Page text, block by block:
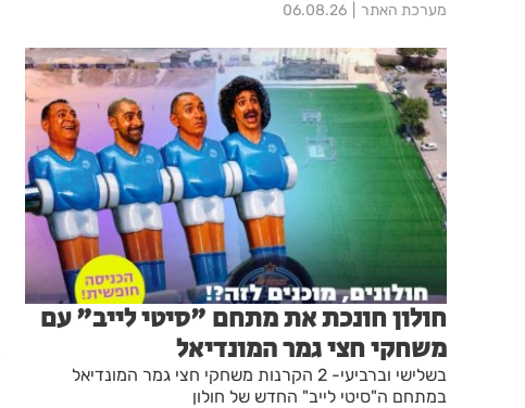
מערכת האתר 06.08.26
חולון חונכת את מתחם "סיטי לייב" עם
משחקי חצי גמר המונדיאל
בשלישי וברביעי- 2 הקרנות משחקי חצי גמר המונדיאל
במתחם ה"סיטי לייב" החדש של חולון